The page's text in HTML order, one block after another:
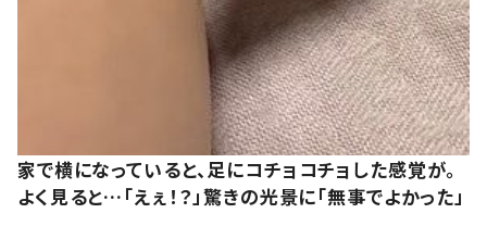
家で横になっていると、足にコチョコチョした感覚が。
よく見ると…「えぇ！？」驚きの光景に「無事でよかった」